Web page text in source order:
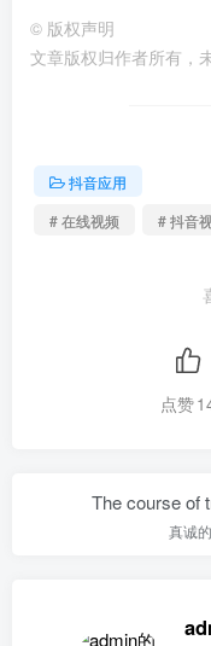
© 版权声明
文章版权归作者所有，
抖音应用
# 在线视频
# 抖音
点赞
The course of
真诚